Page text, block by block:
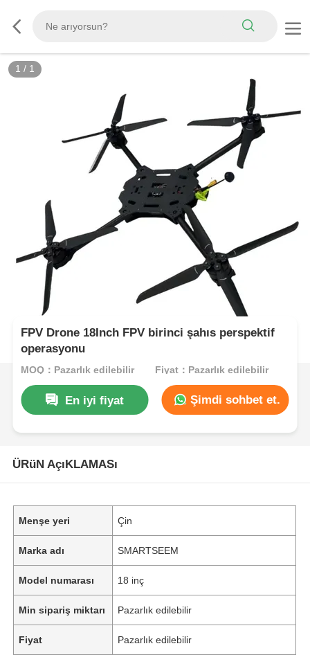
1 / 1
FPV Drone 18Inch FPV birinci şahıs perspektif
operasyonu
MOQ：Pazarlık edilebilir Fiyat：Pazarlık edilebilir
En iyi fiyat Şimdi sohbet et.
ÜRüN AçıKLAMASı
Menşe yeri Çin
Marka adı SMARTSEEM
Model numarası 18 inç
Min sipariş miktarı Pazarlık edilebilir
Fiyat Pazarlık edilebilir